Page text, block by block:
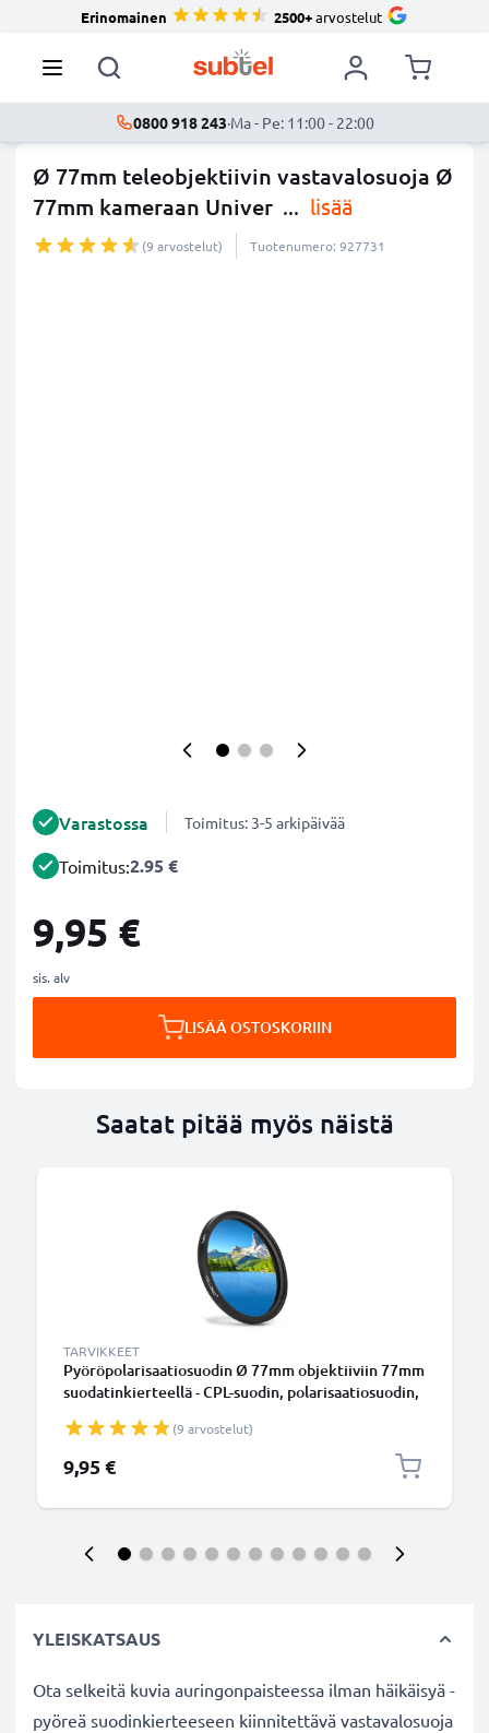
Erinomainen 2500+arvostelut
0800 918 243·Ma - Pe: 11:00 - 22:00
Ø 77mm teleobjektiivin vastavalosuoja Ø
77mm kameraan Univer ... lisää
(9 arvostelut) Tuotenumero: 927731
Varastossa Toimitus: 3-5 arkipäivää
Toimitus:2.95 €
9,95 €
sis. alv
LISÄÄ OSTOSKORIIN
Saatat pitää myös näistä
TARVIKKEET
Pyöröpolarisaatiosuodin Ø 77mm objektiiviin 77mm
suodatinkierteellä - CPL-suodin, polarisaatiosuodin,
(9 arvostelut)
9,95 €
YLEISKATSAUS
Ota selkeitä kuvia auringonpaisteessa ilman häikäisyä -
pyöreä suodinkierteeseen kiinnitettävä vastavalosuoja